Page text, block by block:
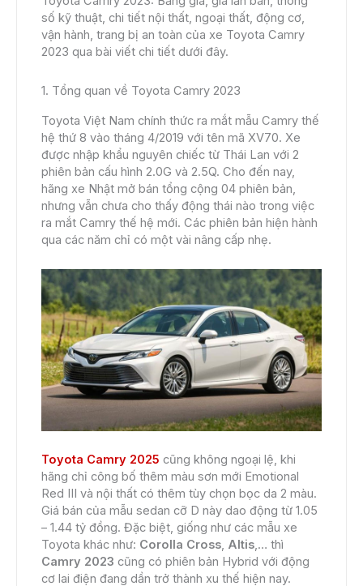
số kỹ thuật, chi tiết nội thất, ngoại thất, động cơ,
vận hành, trang bị an toàn của xe Toyota Camry
2023 qua bài viết chi tiết dưới đây.
1. Tổng quan về Toyota Camry 2023
Toyota Việt Nam chính thức ra mắt mẫu Camry thế
hệ thứ 8 vào tháng 4/2019 với tên mã XV70. Xe
được nhập khẩu nguyên chiếc từ Thái Lan với 2
phiên bản cấu hình 2.0G và 2.5Q. Cho đến nay,
hãng xe Nhật mở bán tổng cộng 04 phiên bản,
nhưng vẫn chưa cho thấy động thái nào trong việc
ra mắt Camry thế hệ mới. Các phiên bản hiện hành
qua các năm chỉ có một vài nâng cấp nhẹ.
Toyota Camry 2025 cũng không ngoại lệ, khi
hãng chỉ công bố thêm màu sơn mới Emotional
Red III và nội thất có thêm tùy chọn bọc da 2 màu.
Giá bán của mẫu sedan cỡ D này dao động từ 1.05
– 1.44 tỷ đồng. Đặc biệt, giống như các mẫu xe
Toyota khác như: Corolla Cross, Altis,… thì
Camry 2023 cũng có phiên bản Hybrid với động
cơ lai điện đang dần trở thành xu thế hiện nay.